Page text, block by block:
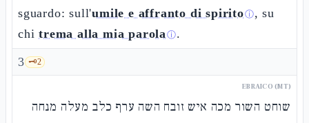
sguardo: sull'umile e affranto di spiritoⓘ, su
chitrema alla mia parolaⓘ.
3 🗝️2
EBRAICO (MT)
שוחט השור מכה איש זובח השה ערף כלב מעלה מנחה